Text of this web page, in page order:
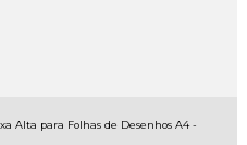
Alta para Folhas de Desenhos A4 -